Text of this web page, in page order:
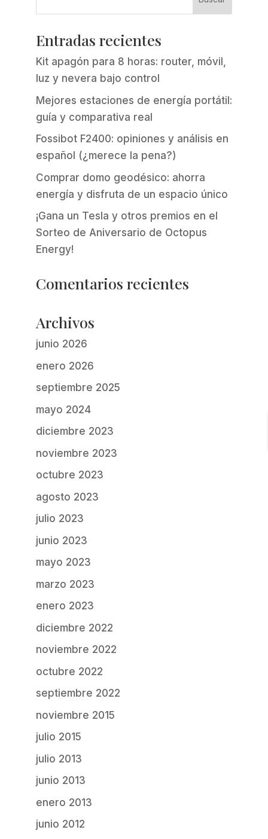
Entradas recientes
Kit apagón para 8 horas: router, móvil,
luz y nevera bajo control
Mejores estaciones de energía portátil:
guía y comparativa real
Fossibot F2400: opiniones y análisis en
español (¿merece la pena?)
Comprar domo geodésico: ahorra
energía y disfruta de un espacio único
¡Gana un Tesla y otros premios en el
Sorteo de Aniversario de Octopus
Energy!
Comentarios recientes
Archivos
junio 2026
enero 2026
septiembre 2025
mayo 2024
diciembre 2023
noviembre 2023
octubre 2023
agosto 2023
julio 2023
junio 2023
mayo 2023
marzo 2023
enero 2023
diciembre 2022
noviembre 2022
octubre 2022
septiembre 2022
noviembre 2015
julio 2015
julio 2013
junio 2013
enero 2013
junio 2012